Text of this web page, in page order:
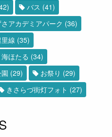
バス (41)
アカデミアパーク (36)
線 (35)
海ほたる (34)
(29) お祭り (29)
きさらづ街灯フォト (27)